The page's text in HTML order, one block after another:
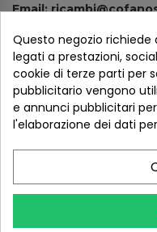
Email:
Tel.: +39 080 44 13 478
WhatsApp: +39 334
Metodi di pagamento
Questo negozio
legati a prestazioni,
cookie di terze parti per
pubblicitario vengono
e annunci pubblicitari
l'elaborazione dei dati